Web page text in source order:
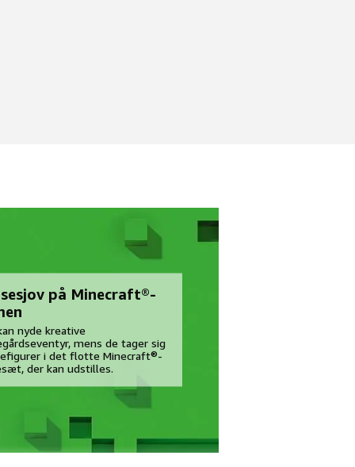
på Minecraft®-
nyde kreative
mens de tager sig
i det flotte Minecraft®-
der kan udstilles.